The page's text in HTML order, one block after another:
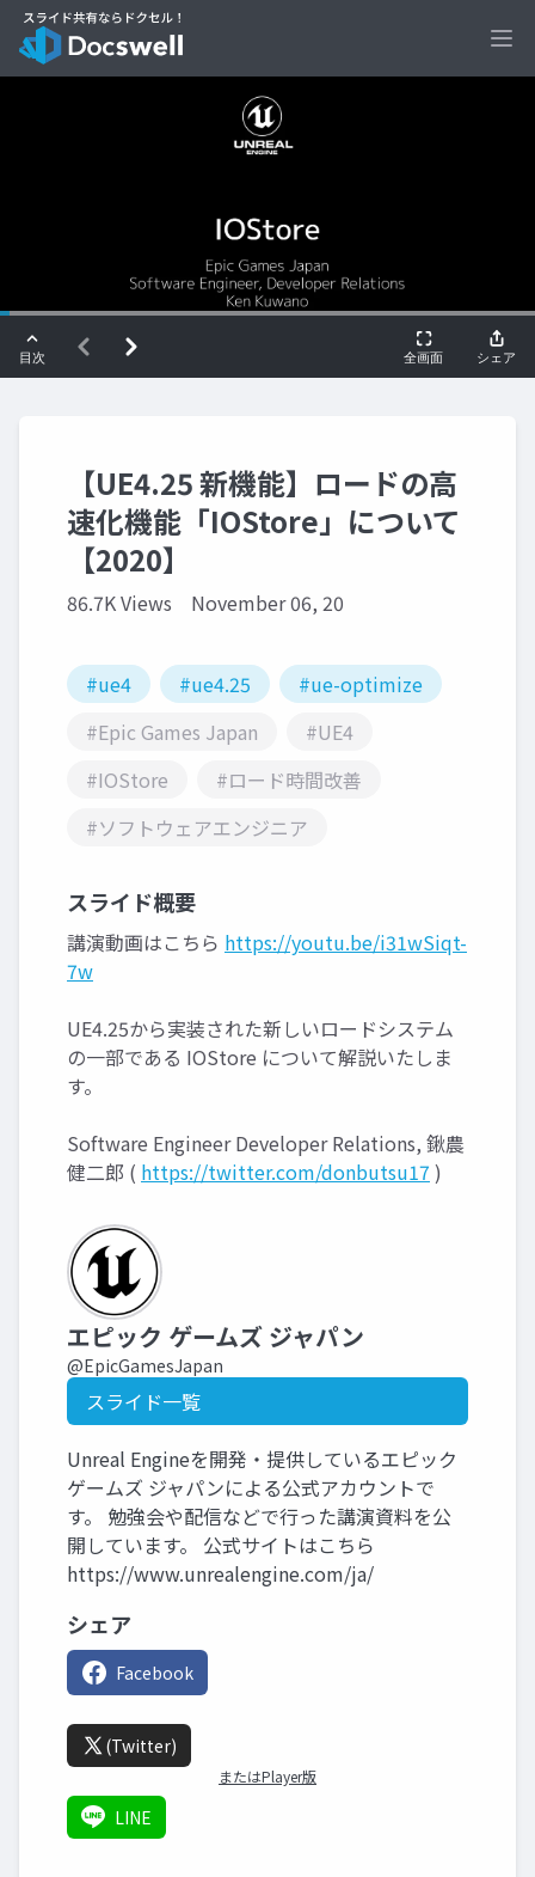
【UE4.25 新機能】ロードの高
速化機能「IOStore」について
【2020】
86.7K Views November 06, 20
#ue4 #ue4.25
#ue-optimize
#Epic Games Japan
#UE4
#IOStore
#ロード時間改善
#ソフトウェアエンジニア
スライド概要
講演動画はこちら https://youtu.be/i31wSiqt-
7w
UE4.25から実装された新しいロードシステム
の一部である IOStore について解説いたしま
す。
Software Engineer Developer Relations, 鍬農
健二郎 ( https://twitter.com/donbutsu17 )
エピック ゲームズ ジャパン
@EpicGamesJapan
スライド一覧
Unreal Engineを開発・提供しているエピック
ゲームズ ジャパンによる公式アカウントで
す。 勉強会や配信などで行った講演資料を公
開しています。 公式サイトはこちら
https://www.unrealengine.com/ja/
シェア
Facebook
(Twitter)
またはPlayer版
LINE